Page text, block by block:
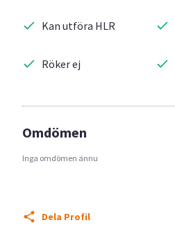
Kan utföra HLR
Röker ej
Omdömen
Inga omdömen ännu
Dela Profil